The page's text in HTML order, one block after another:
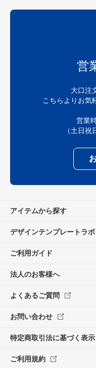
営
大口注
こちらよりお気
営業
（土日祝
アイテムから探す
デザインテンプレートラボ
ご利用ガイド
法人のお客様へ
よくあるご質問
お問い合わせ
特定商取引法に基づく表示
ご利用規約